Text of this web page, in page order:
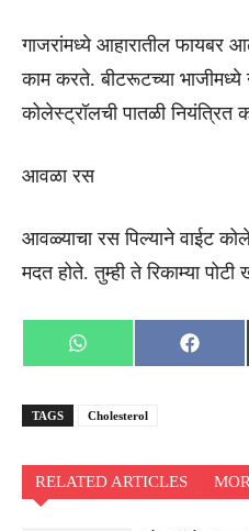
गाजरांमध्ये आहारातील फायबर
काम करते. बीटरूटच्या
कोलेस्ट्रॉलची पातळी
आवळा रस
आवळ्याचा रस पिल्याने वाईट
मदत होते. तुम्ही ते रिकाम्या
Share
on
WhatsApp
Share
on
TAGS Cholesterol
RELATED ARTICLES